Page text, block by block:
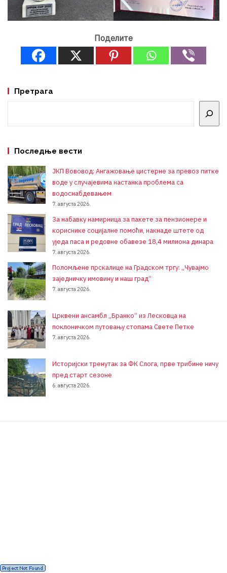
Поделите
Претрага
Последње вести
ЈКП Вововод: Ангажовање цистерне за превоз питке
воде у случајевима настанка проблема са
водоснабдевањем
7. августа 2026.
За набавку намирница за пакете за пензионере и
кориснике социјалне помоћи, накнаде штете од
уједа паса и редовне обавезе 18,4 милиона динара
7. августа 2026.
Поломљене прскалице на Градском тргу: „Чувајмо
заједничку имовину и наш град“
7. августа 2026.
Црквени ансамбл „Бранко“ из Лесковца на
поклоничком путовању стопама Свете Петке
7. августа 2026.
Историјски тренутак за ФК Слога, прве трибине ничу
пред старт сезоне
6. августа 2026.